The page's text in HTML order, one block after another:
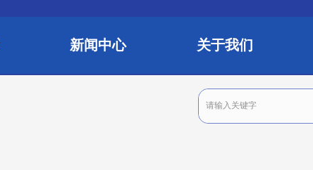
新闻中心 关于我们